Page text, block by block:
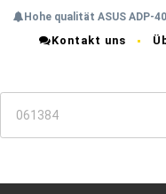
Hohe qualität ASUS ADP-
Kontakt uns